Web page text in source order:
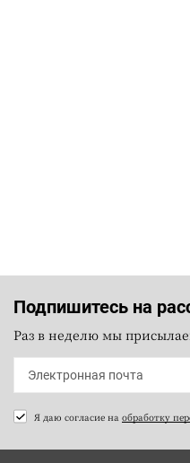
Подпишитесь на
Раз в неделю мы
Я даю согласие на обработку